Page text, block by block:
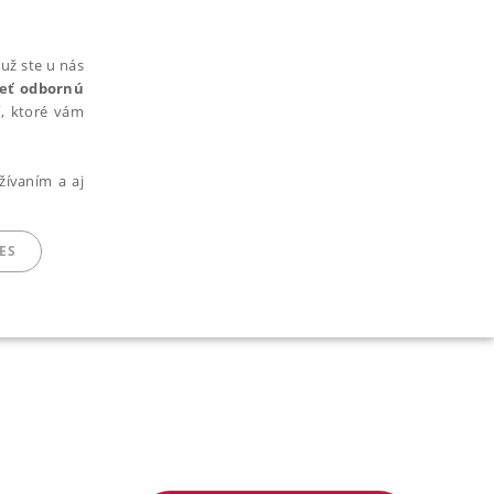
ste u nás
odbornú
ktoré vám
a aj
SÚBORY